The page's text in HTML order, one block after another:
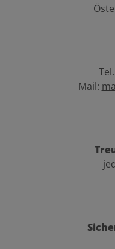
Tel.
Mail: